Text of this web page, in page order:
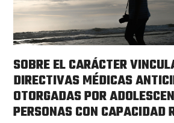
SOBRE EL CARÁCTER
DIRECTIVAS MÉDICAS
OTORGADAS POR
PERSONAS CON CAPACIDAD